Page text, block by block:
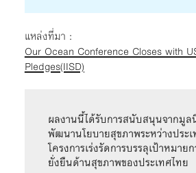
แหล่งที่มา :
Our Ocean Conference Closes with
Pledges(IISD)
ผลงานนี้ได้รับการสนับสนุนจากมูล
พัฒนานโยบายสุขภาพระหว่างประ
โครงการเร่งรัดการบรรลุเป้าหมา
ยั่งยืนด้านสุขภาพของประเทศไทย